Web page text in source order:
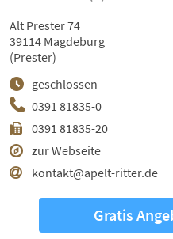
0391 81835-0
0391 81835-20
zur Webseite
kontakt@apelt-ritter.de
geschlossen
Alt Prester 74
39114 Magdeburg
(Prester)
Gratis